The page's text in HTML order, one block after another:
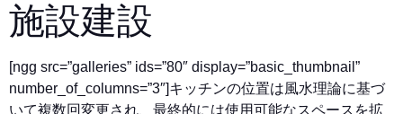
施設建設
[ngg src=”galleries” ids=”80″ display=”basic_thumbnail”
number_of_columns=”3″]キッチンの位置は風水理論に基づ
いて複数回変更され、最終的には使用可能なスペースを拡